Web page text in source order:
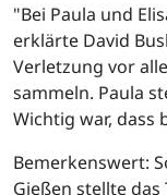
"Bei Paula und
erklärte David
Verletzung vor
sammeln. Paula
Wichtig war, dass
Bemerkenswert:
Gießen stellte